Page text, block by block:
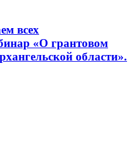
всех
«О грантовом
области».